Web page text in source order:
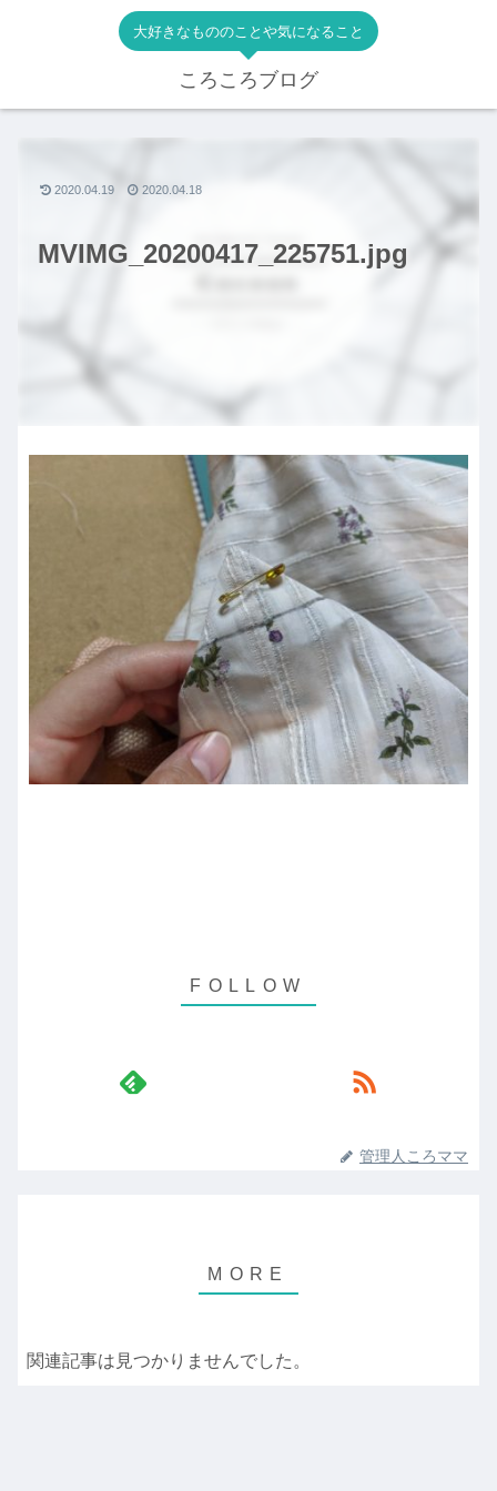
大好きなもののことや気になること
ころころブログ
MVIMG_20200417_225751.jpg
2020.04.19 2020.04.18
管理人ころママ
関連記事は見つかりませんでした。